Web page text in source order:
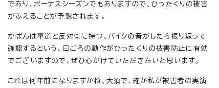
であり、ボーナスシーズンでもありますので、ひったくりの被害
がふえることが予想されます。
かばんは車道と反対側に持つ、バイクの音がしたら振り返って
確認するという、日ごろの動作がひったくりの被害防止に有効
でございますので、ぜひ心がけていただきたいと思います。
これは何年前になりますかね、大須で、確か私が被害者の実演